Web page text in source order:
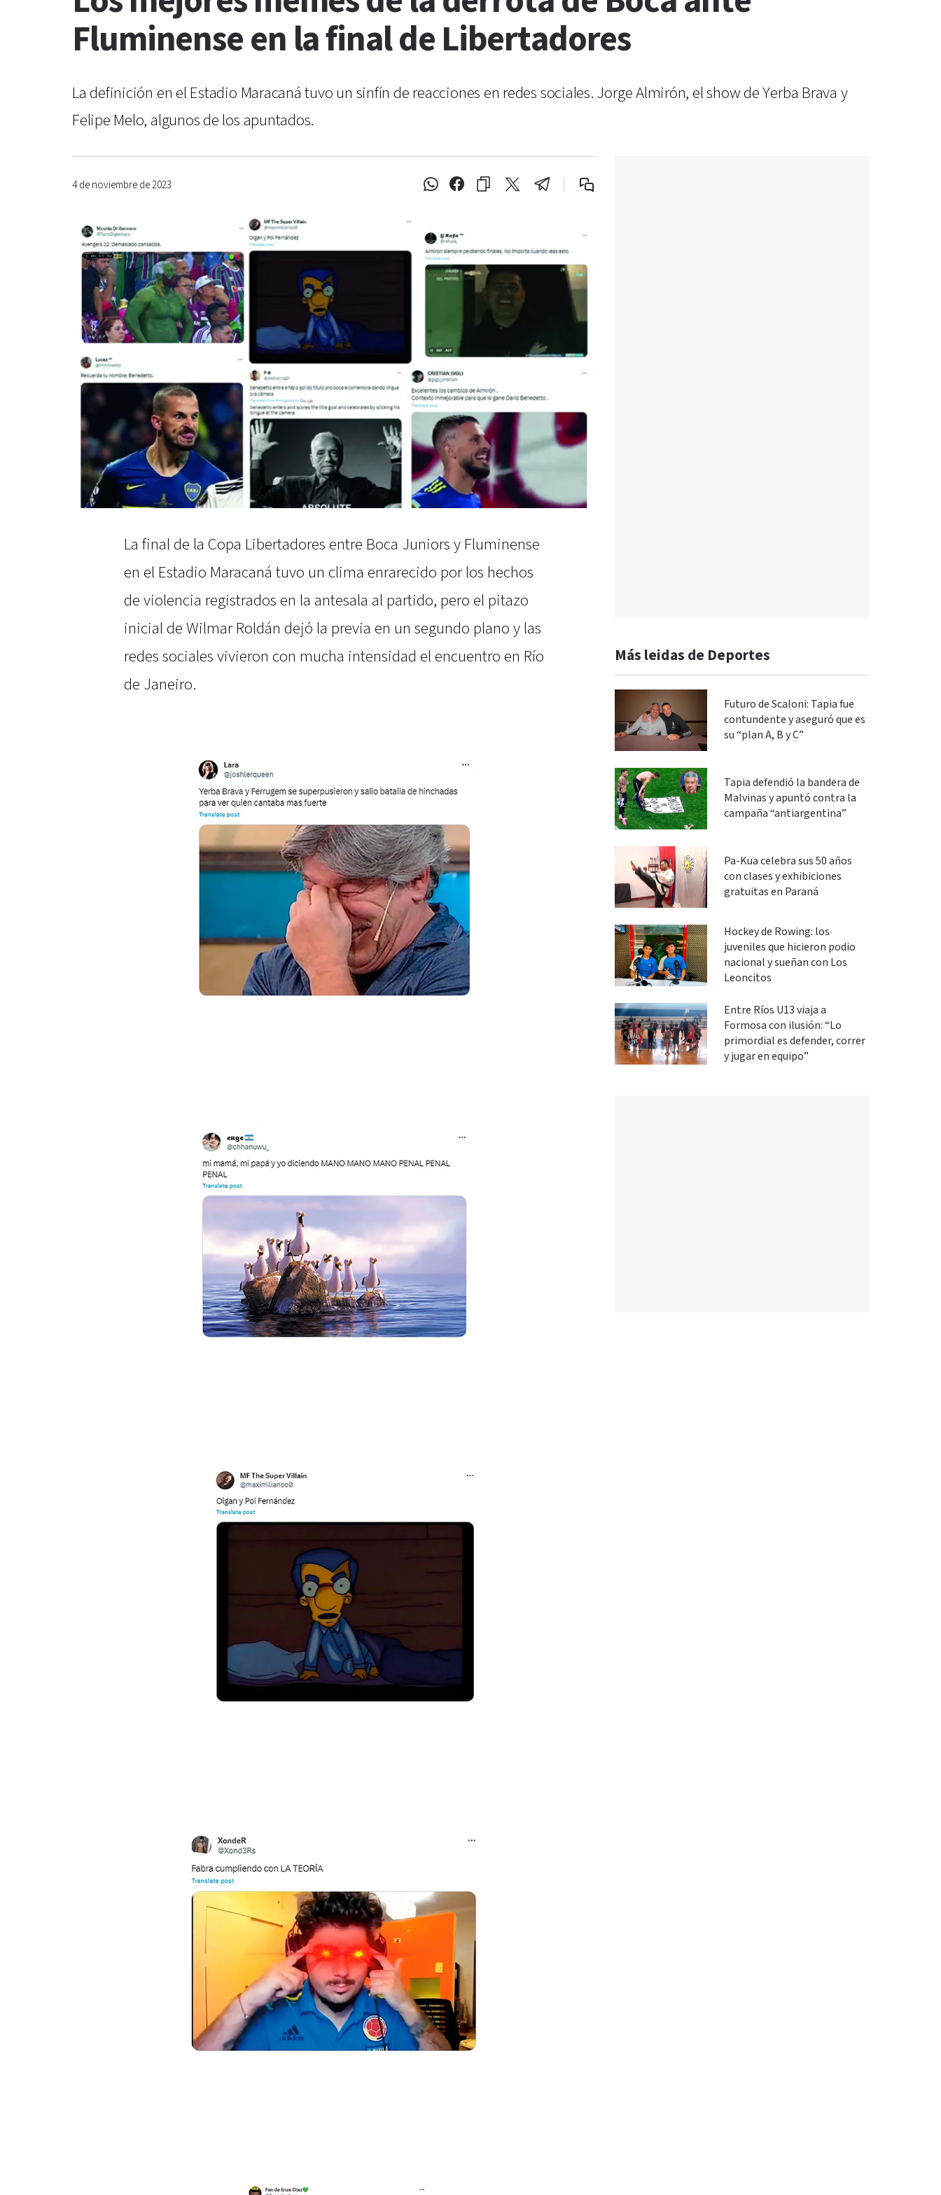
Fluminense en la final de Libertadores
La definición en el Estadio Maracaná tuvo un sinfín de reacciones en redes sociales. Jorge Almirón, el show de Yerba Brava y
Felipe Melo, algunos de los apuntados.
4 de noviembre de 2023
La final de la Copa Libertadores entre Boca Juniors y Fluminense
en el Estadio Maracaná tuvo un clima enrarecido por los hechos
de violencia registrados en la antesala al partido, pero el pitazo
inicial de Wilmar Roldán dejó la previa en un segundo plano y las
redes sociales vivieron con mucha intensidad el encuentro en Río
de Janeiro.
Más leidas de Deportes
Futuro de Scaloni: Tapia fue
contundente y aseguró que es
su “plan A, B y C”
Tapia defendió la bandera de
Malvinas y apuntó contra la
campaña “antiargentina”
Pa-Kua celebra sus 50 años
con clases y exhibiciones
gratuitas en Paraná
Hockey de Rowing: los
juveniles que hicieron podio
nacional y sueñan con Los
Leoncitos
Entre Ríos U13 viaja a
Formosa con ilusión: “Lo
primordial es defender, correr
y jugar en equipo”